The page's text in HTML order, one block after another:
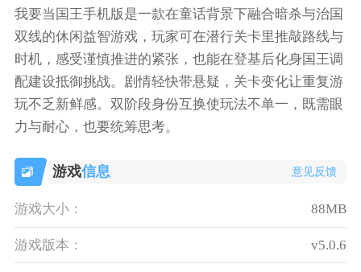
我要当国王手机版是一款在童话背景下融合暗杀与治国
双线的休闲益智游戏，玩家可在潜行关卡里推敲路线与
时机，感受谨慎推进的紧张，也能在登基后化身国王调
配建设抵御挑战。剧情轻快带悬疑，关卡变化让重复游
玩不乏新鲜感。双阶段身份互换使玩法不单一，既需眼
力与耐心，也要统筹思考。
游戏信息 意见反馈
游戏大小： 88MB
游戏版本： v5.0.6